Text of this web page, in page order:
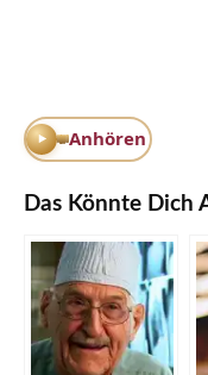
Anhören
Das Könnte Dich